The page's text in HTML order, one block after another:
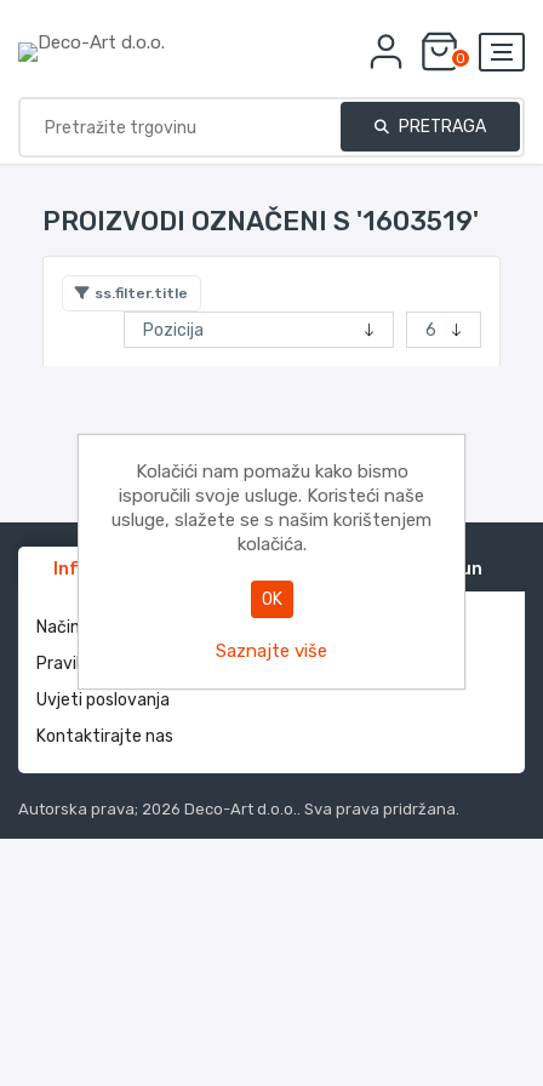
0
PRETRAGA
PROIZVODI OZNAČENI S '1603519'
ss.filter.title
Informacije Moj račun
Način dostave i povrati
Pravila privatnosti
Uvjeti poslovanja
Kontaktirajte nas
Autorska prava; 2026 Deco-Art d.o.o.. Sva prava pridržana.
Kolačići nam pomažu kako bismo
isporučili svoje usluge. Koristeći naše
usluge, slažete se s našim korištenjem
kolačića.
OK
Saznajte više